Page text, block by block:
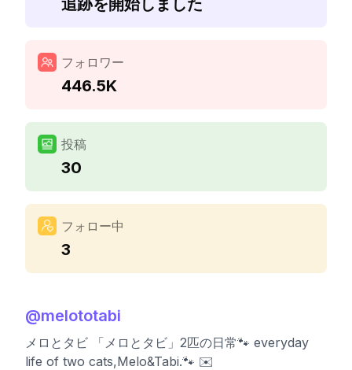
追跡を開始しました
フォロワー
446.5K
投稿
30
フォロー中
3
@melototabi
メロとタビ 「メロとタビ」2匹の日常🐾 everyday
life of two cats,Melo&Tabi.🐾 ✉️